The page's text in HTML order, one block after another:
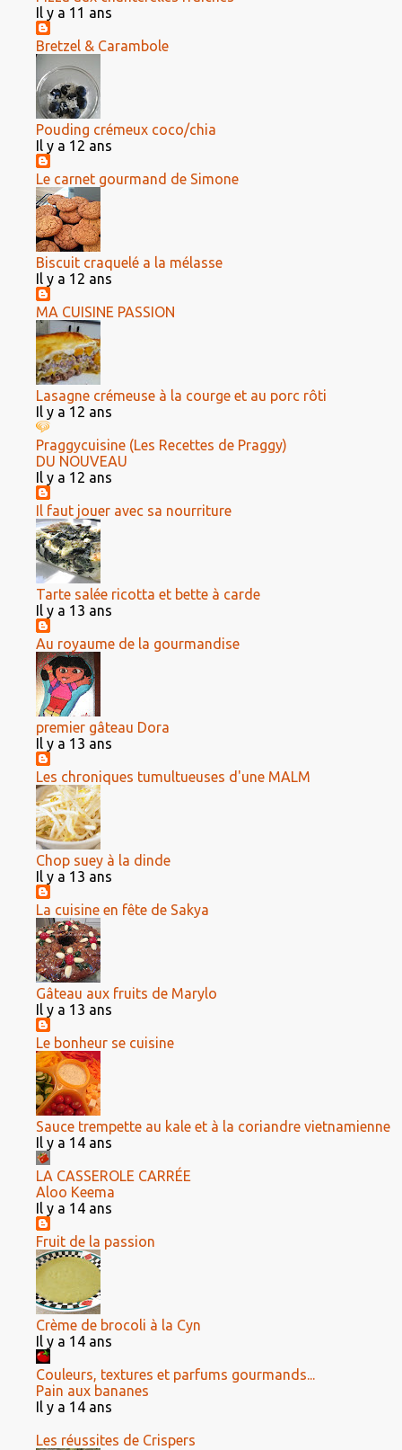
Il y a 11 ans
Bretzel & Carambole
Pouding crémeux coco/chia
Il y a 12 ans
Le carnet gourmand de Simone
Biscuit craquelé a la mélasse
Il y a 12 ans
MA CUISINE PASSION
Lasagne crémeuse à la courge et au porc rôti
Il y a 12 ans
Praggycuisine (Les Recettes de Praggy)
DU NOUVEAU
Il y a 12 ans
Il faut jouer avec sa nourriture
Tarte salée ricotta et bette à carde
Il y a 13 ans
Au royaume de la gourmandise
premier gâteau Dora
Il y a 13 ans
Les chroniques tumultueuses d'une MALM
Chop suey à la dinde
Il y a 13 ans
La cuisine en fête de Sakya
Gâteau aux fruits de Marylo
Il y a 13 ans
Le bonheur se cuisine
Sauce trempette au kale et à la coriandre vietnamienne
Il y a 14 ans
LA CASSEROLE CARRÉE
Aloo Keema
Il y a 14 ans
Fruit de la passion
Crème de brocoli à la Cyn
Il y a 14 ans
Couleurs, textures et parfums gourmands...
Pain aux bananes
Il y a 14 ans
Les réussites de Crispers